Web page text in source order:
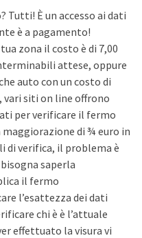
Tutti! È un accesso ai dati
è a pagamento!
zona il costo è di 7,00
attese, oppure
auto con un costo di
vari siti on line offrono
per verificare il fermo
di ¾ euro in
di verifica, il problema è
saperla
il fermo
l’esattezza dei dati
chi è è l’attuale
effettuato la visura vi